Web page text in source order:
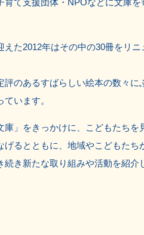
えた2012年はその中の30冊をリニ
評のあるすばらしい絵本の数々に
います。
庫」をきっかけに、こどもたちを
げるとともに、地域やこどもたち
続き新たな取り組みや活動を紹介